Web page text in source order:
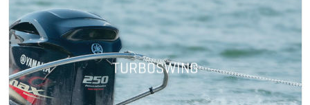
TURBOSWING